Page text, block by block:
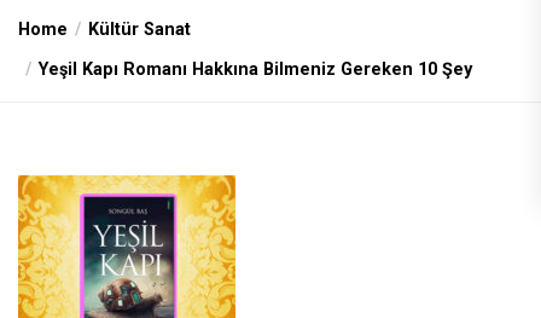
Home
Kültür Sanat
Yeşil Kapı Romanı Hakkına Bilmeniz Gereken 10 Şey